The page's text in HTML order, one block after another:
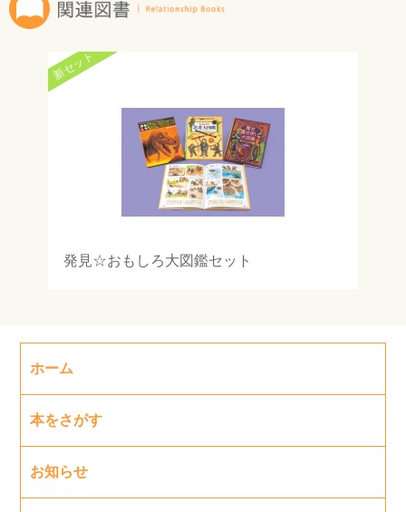
新セット
発見☆おもしろ大図鑑セット
ホーム
本をさがす
お知らせ